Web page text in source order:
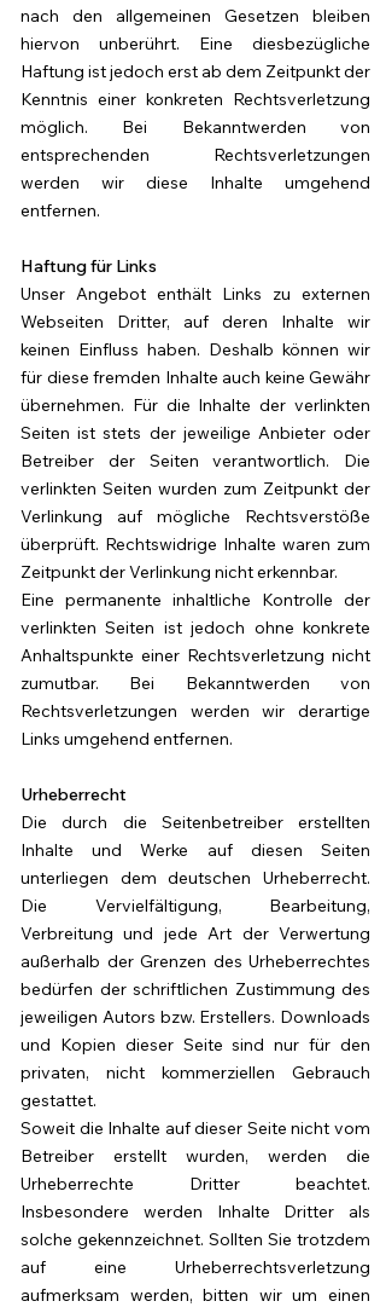
nach den allgemeinen Gesetzen bleiben
hiervon unberührt. Eine diesbezügliche
Haftung ist jedoch erst ab dem Zeitpunkt der
Kenntnis einer konkreten Rechtsverletzung
möglich. Bei Bekanntwerden von
entsprechenden Rechtsverletzungen
werden wir diese Inhalte umgehend
entfernen.
Haftung für Links
Unser Angebot enthält Links zu externen
Webseiten Dritter, auf deren Inhalte wir
keinen Einfluss haben. Deshalb können wir
für diese fremden Inhalte auch keine Gewähr
übernehmen. Für die Inhalte der verlinkten
Seiten ist stets der jeweilige Anbieter oder
Betreiber der Seiten verantwortlich. Die
verlinkten Seiten wurden zum Zeitpunkt der
Verlinkung auf mögliche Rechtsverstöße
überprüft. Rechtswidrige Inhalte waren zum
Zeitpunkt der Verlinkung nicht erkennbar.
Eine permanente inhaltliche Kontrolle der
verlinkten Seiten ist jedoch ohne konkrete
Anhaltspunkte einer Rechtsverletzung nicht
zumutbar. Bei Bekanntwerden von
Rechtsverletzungen werden wir derartige
Links umgehend entfernen.
Urheberrecht
Die durch die Seitenbetreiber erstellten
Inhalte und Werke auf diesen Seiten
unterliegen dem deutschen Urheberrecht.
Die Vervielfältigung, Bearbeitung,
Verbreitung und jede Art der Verwertung
außerhalb der Grenzen des Urheberrechtes
bedürfen der schriftlichen Zustimmung des
jeweiligen Autors bzw. Erstellers. Downloads
und Kopien dieser Seite sind nur für den
privaten, nicht kommerziellen Gebrauch
gestattet.
Soweit die Inhalte auf dieser Seite nicht vom
Betreiber erstellt wurden, werden die
Urheberrechte Dritter beachtet.
Insbesondere werden Inhalte Dritter als
solche gekennzeichnet. Sollten Sie trotzdem
auf eine Urheberrechtsverletzung
aufmerksam werden, bitten wir um einen